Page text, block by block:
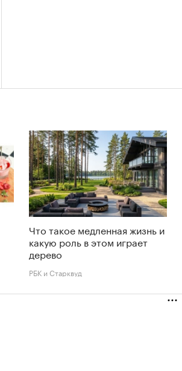
Что такое медленная жизнь и
какую роль в этом играет
дерево
РБК и Старквуд